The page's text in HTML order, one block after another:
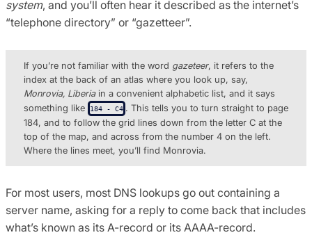
system, and you’ll often hear it described as the internet’s
“telephone directory” or “gazetteer”.
If you’re not familiar with the word gazeteer, it refers to the
index at the back of an atlas where you look up, say,
Monrovia, Liberiain a convenient alphabetic list, and it says
something like
184 - C4 . This tells you to turn straight to page
184, and to follow the grid lines down from the letter C at the
top of the map, and across from the number 4 on the left.
Where the lines meet, you’ll find Monrovia.
For most users, most DNS lookups go out containing a
server name, asking for a reply to come back that includes
what’s known as its A-record or its AAAA-record.